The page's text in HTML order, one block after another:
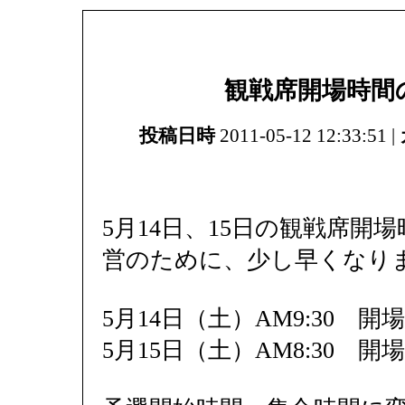
観戦席開場時間
投稿日時2011-05-12 12:33:51 |
5月14日、15日の観戦席開
営のために、少し早くなり
5月14日（土）AM9:30 開場
5月15日（土）AM8:30 開場